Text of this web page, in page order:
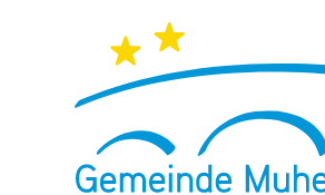
NAVIGIEREN IN MUHEN